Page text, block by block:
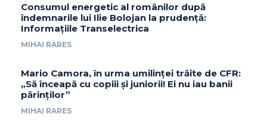
Consumul energetic al românilor după
îndemnarile lui Ilie Bolojan la prudență:
Informațiile Transelectrica
MIHAI RARES
Mario Camora, în urma umilinței trăite de CFR:
„Să înceapă cu copiii și juniorii! Ei nu iau banii
părinților”
MIHAI RARES